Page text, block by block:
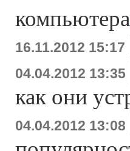
компьютера
16.11.2012 15:17
04.04.2012 13:35
как они
04.04.2012 13:08